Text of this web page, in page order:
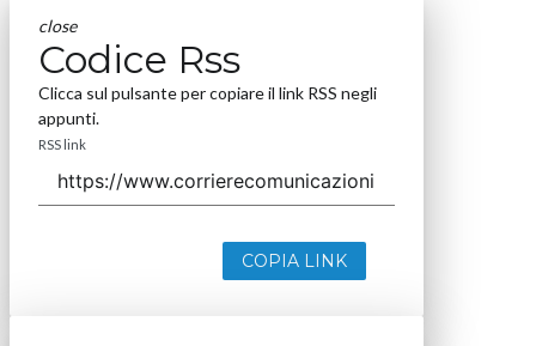
close
Codice Rss
Clicca sul pulsante per copiare il link RSS negli
appunti.
RSS link
COPIA LINK